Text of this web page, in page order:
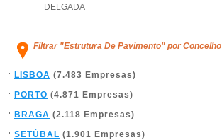
DELGADA
Filtrar "Estrutura De Pavimento" por Concelho
LISBOA (7.483 Empresas)
PORTO (4.871 Empresas)
BRAGA (2.118 Empresas)
SETÚBAL (1.901 Empresas)